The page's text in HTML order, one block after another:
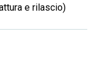
e rilascio)